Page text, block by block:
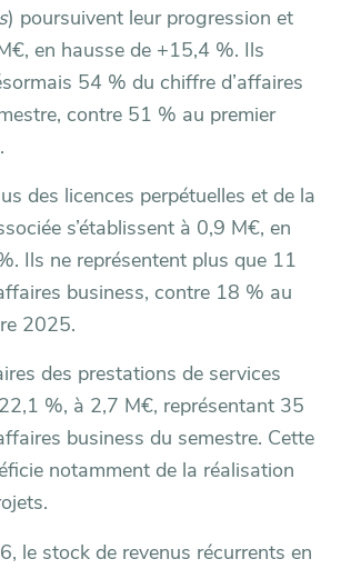
) poursuivent leur progression et
en hausse de +15,4 %. Ils
54 % du chiffre d’affaires
contre 51 % au premier
des licences perpétuelles et de la
s’établissent à 0,9 M€, en
Ils ne représentent plus que 11
business, contre 18 % au
2025.
des prestations de services
%, à 2,7 M€, représentant 35
business du semestre. Cette
notamment de la réalisation
le stock de revenus récurrents en